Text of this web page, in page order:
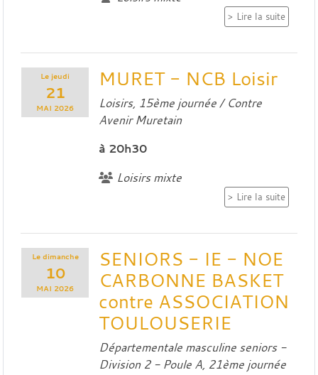
Lire la suite
Lejeudi
21
MAI 2026
MURET - NCB Loisir
Loisirs, 15ème journée / Contre
Avenir Muretain
à 20h30
Loisirs mixte
Lire la suite
Le dimanche
10
MAI 2026
SENIORS - IE - NOE
CARBONNE BASKET
contre ASSOCIATION
TOULOUSERIE
Départementale masculine seniors -
Division 2 - Poule A, 21ème journée